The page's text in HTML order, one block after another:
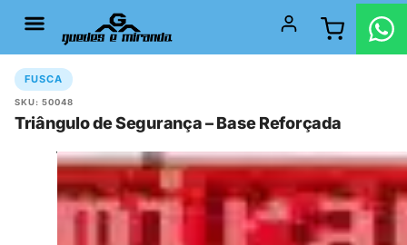
FUSCA
SKU: 50048
Triângulo de Segurança – Base Reforçada